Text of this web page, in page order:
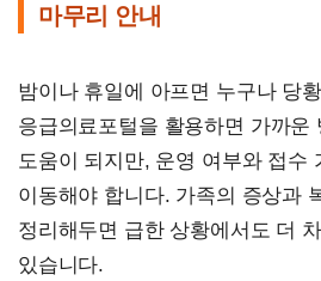
마무리 안내
밤이나 휴일에 아프면 누구나 당
응급의료포털을 활용하면 가까운
도움이 되지만, 운영 여부와 접수
이동해야 합니다. 가족의 증상과
정리해두면 급한 상황에서도 더
있습니다.